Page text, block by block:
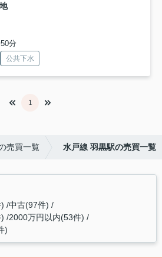
分
公共下水
1
売買一覧 水戸線 羽黒駅の売買一覧
中古(97件)
2000万円以内(53件)
)